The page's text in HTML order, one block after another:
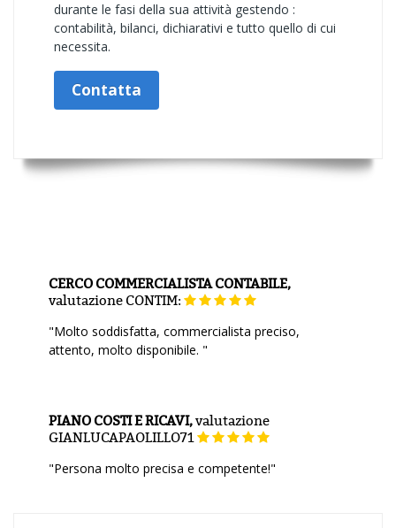
durante le fasi della sua attività gestendo :
contabilità, bilanci, dichiarativi e tutto quello di cui
necessita.
Contatta
CERCO COMMERCIALISTA CONTABILE,
valutazioneCONTIM:
"Molto soddisfatta, commercialista preciso,
attento, molto disponibile. "
PIANO COSTI E RICAVI,valutazione
GIANLUCAPAOLILLO71
"Persona molto precisa e competente!"